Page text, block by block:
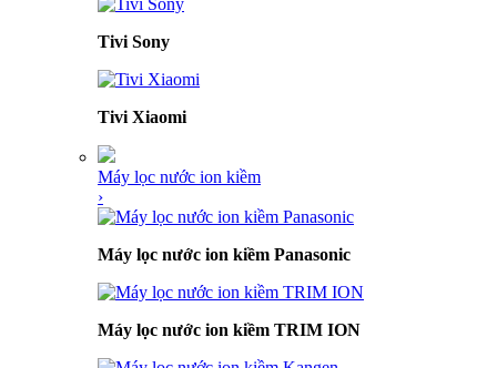
Tivi Sony
Tivi Xiaomi
Máy lọc nước ion kiềm
›
Máy lọc nước ion kiềm Panasonic
Máy lọc nước ion kiềm TRIM ION